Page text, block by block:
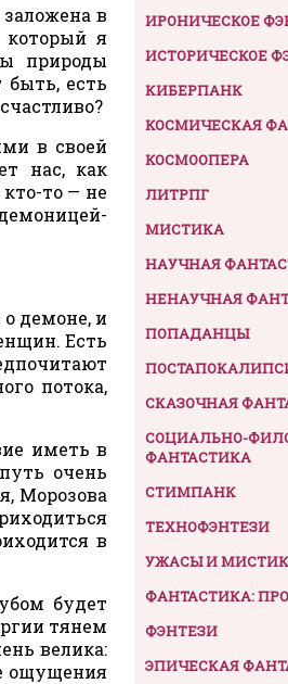
в
я
природы
есть
в своей
нас, как
то — не
демоне, и
Есть
потока,
иметь в
очень
Морозова
в
будет
тянем
велика:
ощущения
ИРОНИЧЕСКОЕ
ИСТОРИЧЕСКОЕ
КИБЕРПАНК
КОСМИЧЕСКАЯ
КОСМООПЕРА
ЛИТРПГ
МИСТИКА
НАУЧНАЯ
НЕНАУЧНАЯ
ПОПАДАНЦЫ
СКАЗОЧНАЯ
СОЦИАЛЬНО-
ФАНТАСТИКА
СТИМПАНК
ТЕХНОФЭНТЕЗИ
УЖАСЫ И
ФАНТАСТИКА:
ФЭНТЕЗИ
ЭПИЧЕСКАЯ